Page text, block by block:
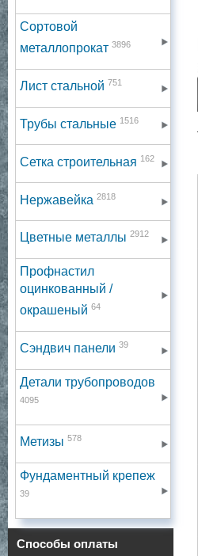
Сортовой
металлопрокат 3896
Лист стальной 751
Трубы стальные 1516
Сетка строительная 162
Нержавейка 2818
Цветные металлы 2912
Профнастил
оцинкованный /
окрашеный 64
Сэндвич панели 39
Детали трубопроводов
4095
Метизы 578
Фундаментный крепеж
39
Способы оплаты